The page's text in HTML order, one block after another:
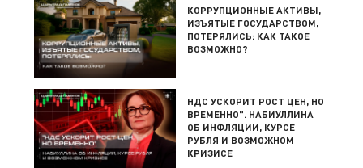
КОРРУПЦИОННЫЕ АКТИВЫ,
ИЗЪЯТЫЕ ГОСУДАРСТВОМ,
ПОТЕРЯЛИСЬ: КАК ТАКОЕ
ВОЗМОЖНО?
НДС УСКОРИТ РОСТ ЦЕН, НО
ВРЕМЕННО". НАБИУЛЛИНА
ОБ ИНФЛЯЦИИ, КУРСЕ
РУБЛЯ И ВОЗМОЖНОМ
КРИЗИСЕ